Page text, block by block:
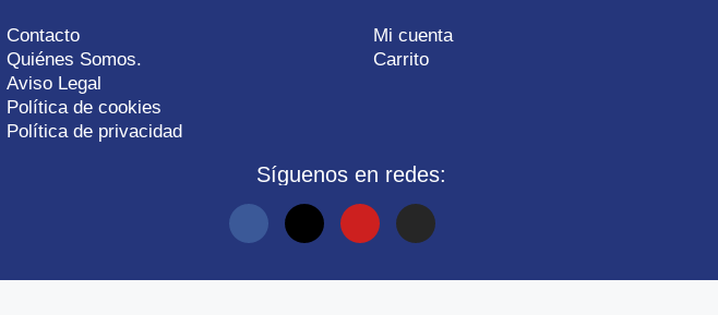
Contacto
Quiénes Somos.
Aviso Legal
Política de cookies
Política de privacidad
Mi cuenta
Carrito
Síguenos en redes: